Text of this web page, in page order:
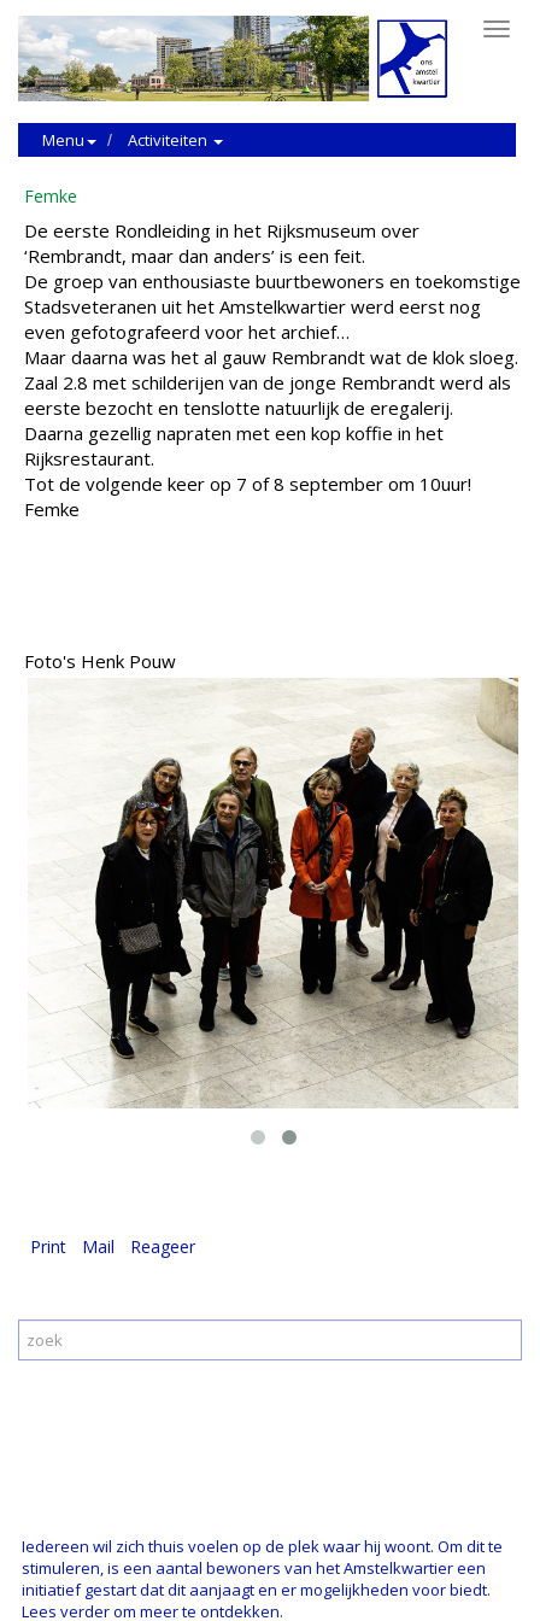
Menu Activiteiten
Femke
De eerste Rondleiding in het Rijksmuseum over
‘Rembrandt, maar dan anders’ is een feit.
De groep van enthousiaste buurtbewoners en toekomstige
Stadsveteranen uit het Amstelkwartier werd eerst nog
even gefotografeerd voor het archief…
Maar daarna was het al gauw Rembrandt wat de klok sloeg.
Zaal 2.8 met schilderijen van de jonge Rembrandt werd als
eerste bezocht en tenslotte natuurlijk de eregalerij.
Daarna gezellig napraten met een kop koffie in het
Rijksrestaurant.
Tot de volgende keer op 7 of 8 september om 10uur!
Femke
Foto's Henk Pouw
Print Mail Reageer
Iedereen wil zich thuis voelen op de plek waar hij woont. Om dit te
stimuleren, is een aantal bewoners van het Amstelkwartier een
initiatief gestart dat dit aanjaagt en er mogelijkheden voor biedt.
Lees verder om meer te ontdekken.